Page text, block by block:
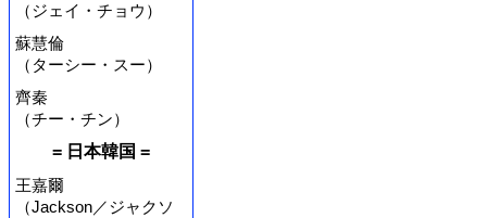
（ジェイ・チョウ）
蘇慧倫
（ターシー・スー）
齊秦
（チー・チン）
= 日本韓国 =
王嘉爾
（Jackson／ジャクソ